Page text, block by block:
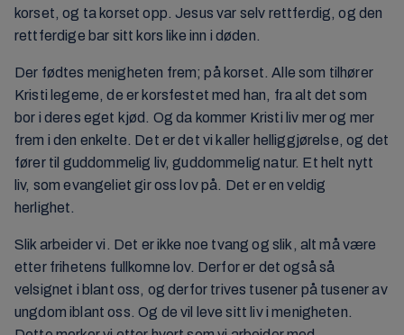
korset, og ta korset opp. Jesus var selv rettferdig, og den
rettferdige bar sitt kors like inn i døden.
Der fødtes menigheten frem; på korset. Alle som tilhører
Kristi legeme, de er korsfestet med han, fra alt det som
bor i deres eget kjød. Og da kommer Kristi liv mer og mer
frem i den enkelte. Det er det vi kaller helliggjørelse, og det
fører til guddommelig liv, guddommelig natur. Et helt nytt
liv, som evangeliet gir oss lov på. Det er en veldig
herlighet.
Slik arbeider vi. Det er ikke noe tvang og slik, alt må være
etter frihetens fullkomne lov. Derfor er det også så
velsignet i blant oss, og derfor trives tusener på tusener av
ungdom iblant oss. Og de vil leve sitt liv i menigheten.